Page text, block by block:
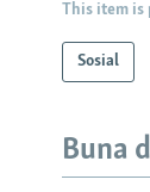
This item is
Sosial
Buna